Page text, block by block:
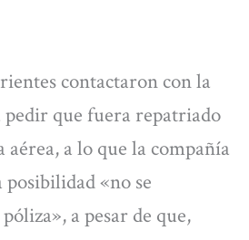
contactaron con la
pedir que fuera repatriado
a lo que la compañía
posibilidad «no se
a pesar de que,